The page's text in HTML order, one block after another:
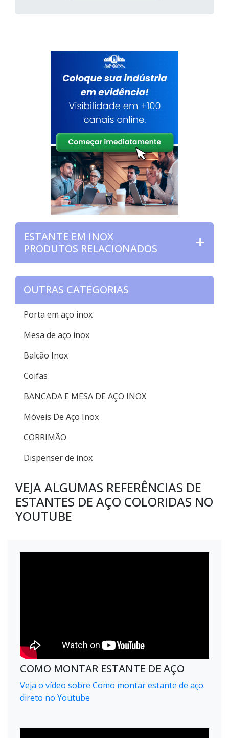
ESTANTE EM INOX
PRODUTOS RELACIONADOS
OUTRAS CATEGORIAS
Porta em aço inox
Mesa de aço inox
Balcão Inox
Coifas
BANCADA E MESA DE AÇO INOX
Móveis De Aço Inox
CORRIMÃO
Dispenser de inox
VEJA ALGUMAS REFERÊNCIAS DE
ESTANTES DE AÇO COLORIDAS NO
YOUTUBE
COMO MONTAR ESTANTE DE AÇO
Veja o vídeo sobre Como montar estante de aço
direto no Youtube